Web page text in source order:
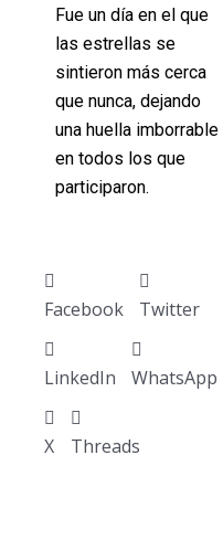
Fue un día en el que
las estrellas se
sintieron más cerca
que nunca, dejando
una huella imborrable
en todos los que
participaron.
Facebook Twitter
LinkedIn WhatsApp
X Threads